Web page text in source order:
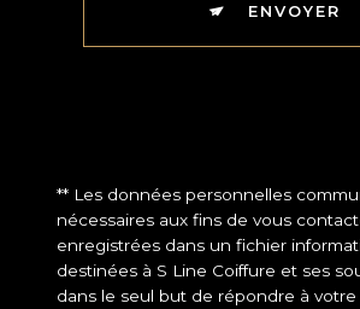
ENVOYER
** Les données personnelles
nécessaires aux fins de vous
enregistrées dans un fichier
destinées à S Line Coiffure et ses
dans le seul but de répondre à votre